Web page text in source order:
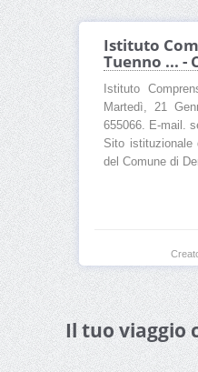
Istituto
Tuenno ... -
Istituto
Martedì, 21
655066. E-mail.
Sito istituzionale
del Comune di
Il tuo viaggio